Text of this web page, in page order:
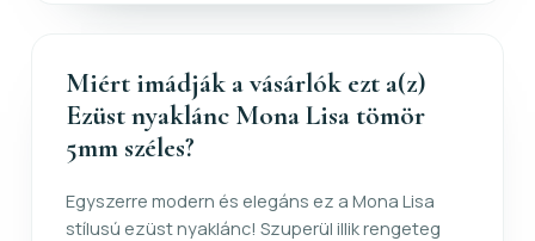
Miért imádják a vásárlók ezt a(z)
Ezüst nyaklánc Mona Lisa tömör
5mm széles?
Egyszerre modern és elegáns ez a Mona Lisa
stílusú ezüst nyaklánc! Szuperül illik rengeteg